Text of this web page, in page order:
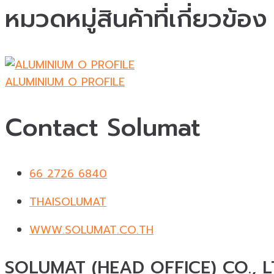
หมวดหมู่สินค้าที่เกี่ยวข้อง
ALUMINIUM O PROFILE
Contact Solumat
66 2726 6840
THAISOLUMAT
WWW.SOLUMAT.CO.TH
SOLUMAT (HEAD OFFICE) CO.,